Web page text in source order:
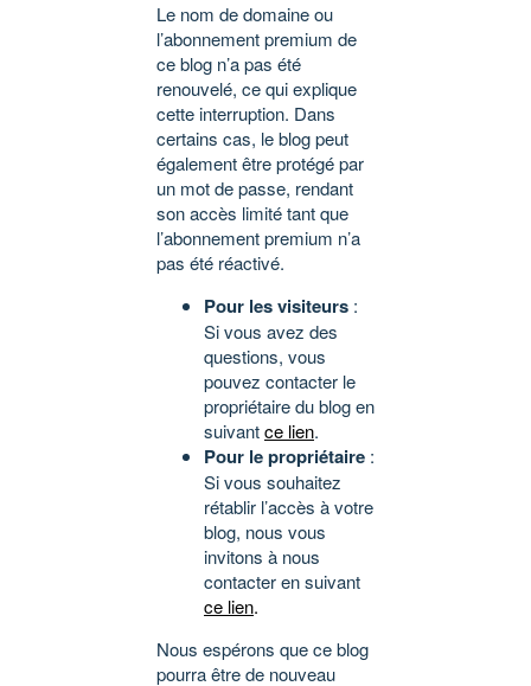
Le nom de domaine ou
l’abonnement premium de
ce blog n’a pas été
renouvelé, ce qui explique
cette interruption. Dans
certains cas, le blog peut
également être protégé par
un mot de passe, rendant
son accès limité tant que
l’abonnement premium n’a
pas été réactivé.
Pour les visiteurs :
Si vous avez des
questions, vous
pouvez contacter le
propriétaire du blog en
suivantce lien.
Pour le propriétaire :
Si vous souhaitez
rétablir l’accès à votre
blog, nous vous
invitons à nous
contacter en suivant
ce lien.
Nous espérons que ce blog
pourra être de nouveau